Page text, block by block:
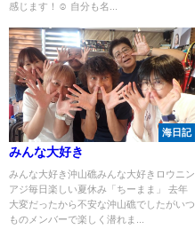
感じます！☺️ 自分も名...
海日記
みんな大好き
みんな大好き沖山礁みんな大好きロウニン
アジ毎日楽しい夏休み「ちーまま」 去年
大変だったから不安な沖山礁でしたがいつ
ものメンバーで楽しく潜れま...